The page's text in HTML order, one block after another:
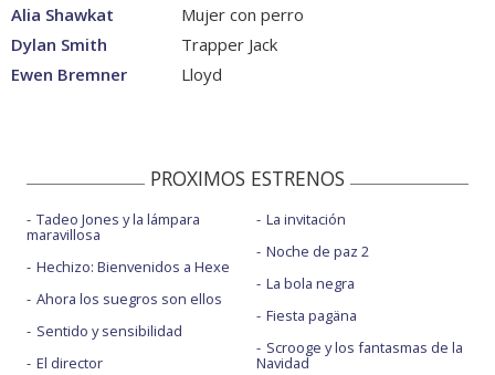
Alia Shawkat
Mujer con perro
Dylan Smith
Trapper Jack
Ewen Bremner
Lloyd
PROXIMOS ESTRENOS
Tadeo Jones y la lámpara
maravillosa
Hechizo: Bienvenidos a Hexe
Ahora los suegros son ellos
Sentido y sensibilidad
El director
La invitación
Noche de paz 2
La bola negra
Fiesta pagäna
Scrooge y los fantasmas de la
Navidad